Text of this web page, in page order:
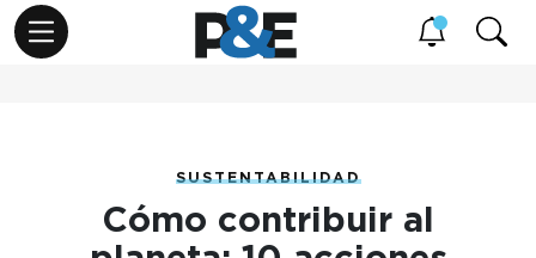
SUSTENTABILIDAD
Cómo contribuir al